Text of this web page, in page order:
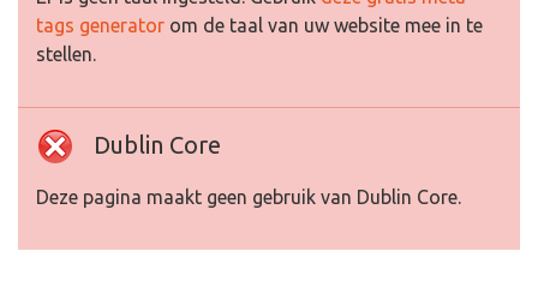
tags generator om de taal van uw website mee in te
stellen.
Dublin Core
Deze pagina maakt geen gebruik van Dublin Core.